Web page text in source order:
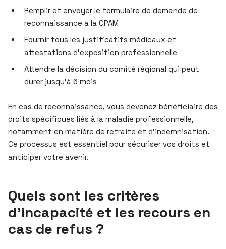
Remplir et envoyer le formulaire de demande de
reconnaissance à la CPAM
Fournir tous les justificatifs médicaux et
attestations d’exposition professionnelle
Attendre la décision du comité régional qui peut
durer jusqu’à 6 mois
En cas de reconnaissance, vous devenez bénéficiaire des
droits spécifiques liés à la maladie professionnelle,
notamment en matière de retraite et d’indemnisation.
Ce processus est essentiel pour sécuriser vos droits et
anticiper votre avenir.
Quels sont les critères
d’incapacité et les recours en
cas de refus ?